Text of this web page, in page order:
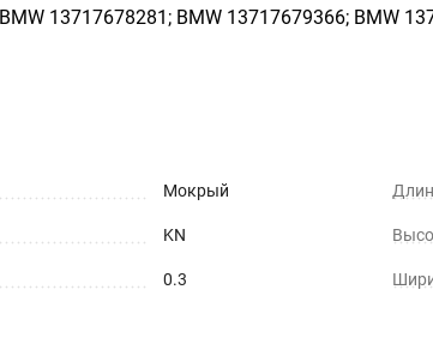
13717678281; BMW 13717679366; BMW
Мокрый
KN
0.3